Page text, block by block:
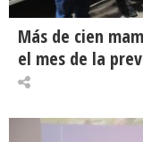
Más de cien
el mes de la